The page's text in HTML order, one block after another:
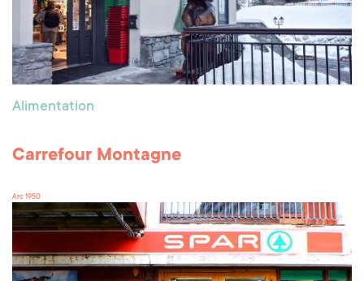
Alimentation
Carrefour Montagne
Arc 1950